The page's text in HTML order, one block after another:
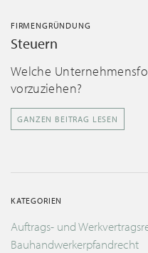
FIRMENGRÜNDUNG
Steuern
Welche
vorzuziehen?
GANZEN BEITRAG LESEN
KATEGORIEN
Auftrags- und
Bauhandwerkerpfandrecht